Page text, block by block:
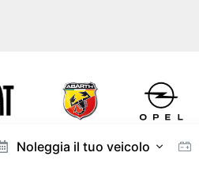
Noleggia il tuo veicolo